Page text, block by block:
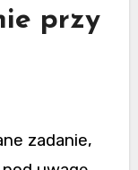
przy